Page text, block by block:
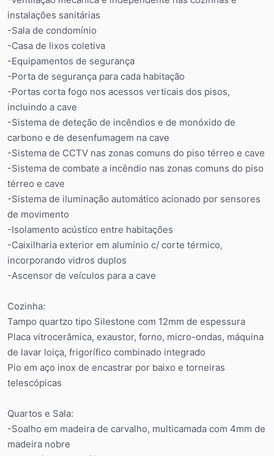
instalações sanitárias
-Sala de condomínio
-Casa de lixos coletiva
-Equipamentos de segurança
-Porta de segurança para cada habitação
-Portas corta fogo nos acessos verticais dos pisos,
incluindo a cave
-Sistema de deteção de incêndios e de monóxido de
carbono e de desenfumagem na cave
-Sistema de CCTV nas zonas comuns do piso térreo e cave
-Sistema de combate a incêndio nas zonas comuns do piso
térreo e cave
-Sistema de iluminação automático acionado por sensores
de movimento
-Isolamento acústico entre habitações
-Caixilharia exterior em alumínio c/ corte térmico,
incorporando vidros duplos
-Ascensor de veículos para a cave
Cozinha:
Tampo quartzo tipo Silestone com 12mm de espessura
Placa vitrocerâmica, exaustor, forno, micro-ondas, máquina
de lavar loiça, frigorífico combinado integrado
Pio em aço inox de encastrar por baixo e torneiras
telescópicas
Quartos e Sala:
-Soalho em madeira de carvalho, multicamada com 4mm de
madeira nobre